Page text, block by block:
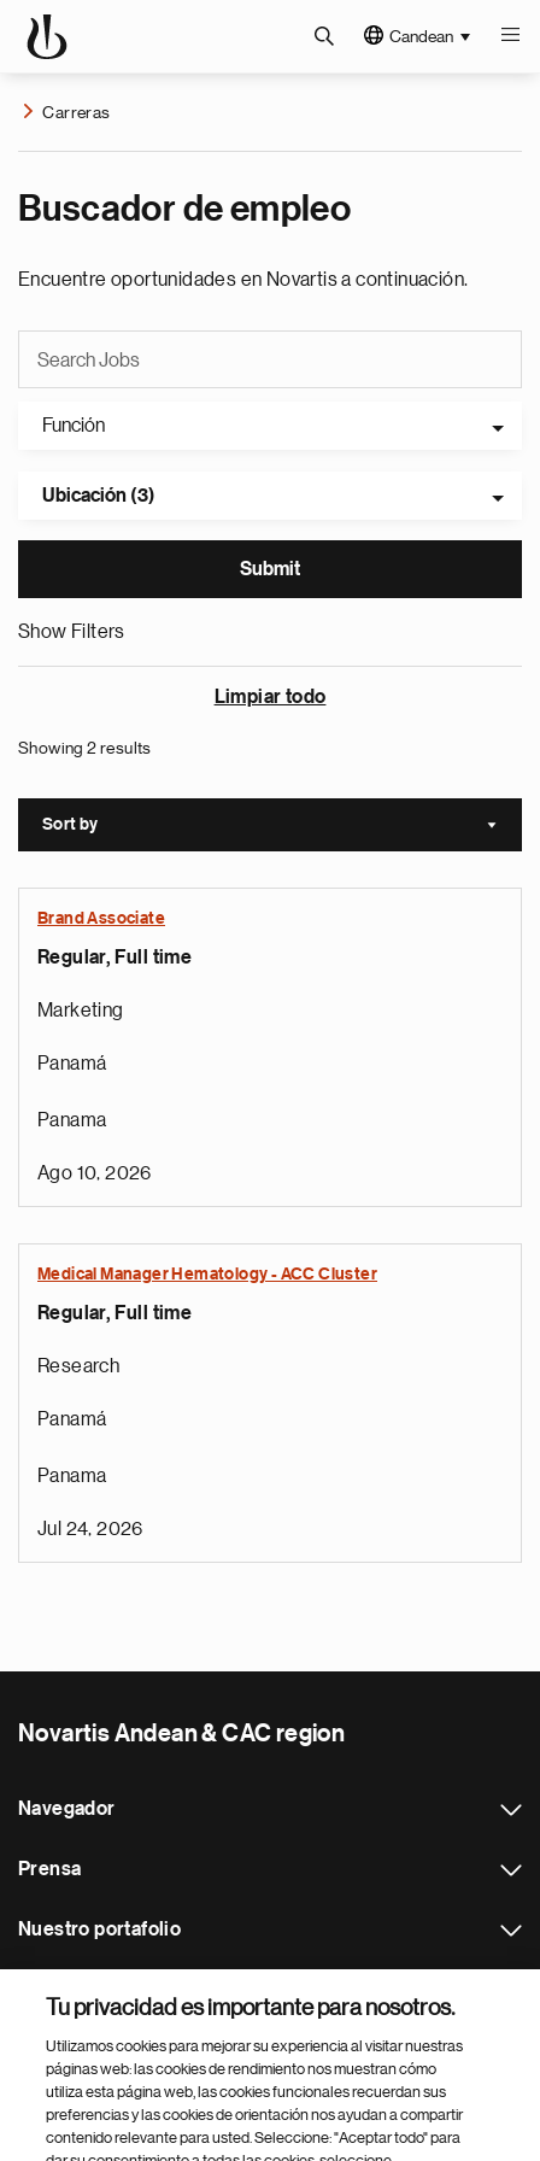
Candean
Carreras
Buscador de empleo
Encuentre oportunidades en Novartis a continuación.
Función
Ubicación (3)
Show Filters
Limpiar todo
Showing 2 results
Sort by Sort
Brand Associate
Regular, Full time
Marketing
Panamá
Panama
Ago 10, 2026
Medical Manager Hematology - ACC Cluster
Regular, Full time
Research
Panamá
Panama
Jul 24, 2026
Novartis Andean & CAC region
Navegador
Prensa
Nuestro portafolio
Footer Site Search
Tu privacidad es importante para nosotros.
Utilizamos cookies para mejorar su experiencia al visitar nuestras
páginas web: las cookies de rendimiento nos muestran cómo
utiliza esta página web, las cookies funcionales recuerdan sus
preferencias y las cookies de orientación nos ayudan a compartir
contenido relevante para usted. Seleccione: "Aceptar todo" para